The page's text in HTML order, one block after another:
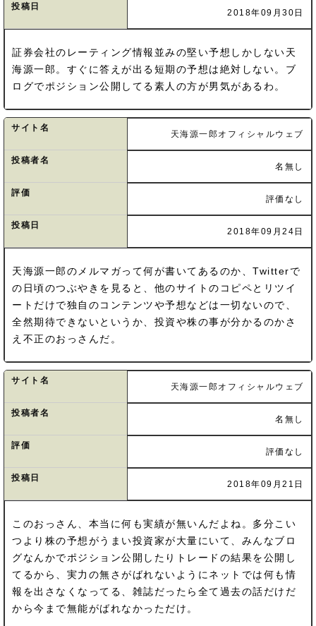
投稿日
2018年09月30日
証券会社のレーティング情報並みの堅い予想しかしない天
海源一郎。すぐに答えが出る短期の予想は絶対しない。ブ
ログでポジション公開してる素人の方が男気があるわ。
サイト名
天海源一郎オフィシャルウェブ
投稿者名
名無し
評価
評価なし
投稿日
2018年09月24日
天海源一郎のメルマガって何が書いてあるのか、Twitterで
の日頃のつぶやきを見ると、他のサイトのコピペとリツイ
ートだけで独自のコンテンツや予想などは一切ないので、
全然期待できないというか、投資や株の事が分かるのかさ
え不正のおっさんだ。
サイト名
天海源一郎オフィシャルウェブ
投稿者名
名無し
評価
評価なし
投稿日
2018年09月21日
このおっさん、本当に何も実績が無いんだよね。多分こい
つより株の予想がうまい投資家が大量にいて、みんなブロ
グなんかでポジション公開したりトレードの結果を公開し
てるから、実力の無さがばれないようにネットでは何も情
報を出さなくなってる、雑誌だったら全て過去の話だけだ
から今まで無能がばれなかっただけ。